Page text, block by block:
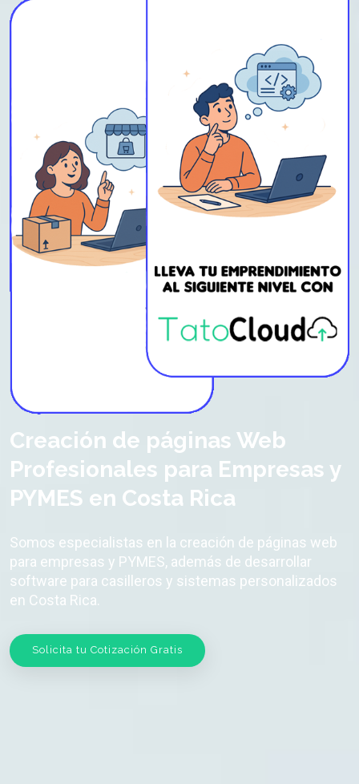
Creación de páginas Web
Profesionales para Empresas y
PYMES en Costa Rica
Somos especialistas en la creación de páginas web
para empresas y PYMES, además de desarrollar
software para casilleros y sistemas personalizados
en Costa Rica.
Solicita tu Cotización Gratis